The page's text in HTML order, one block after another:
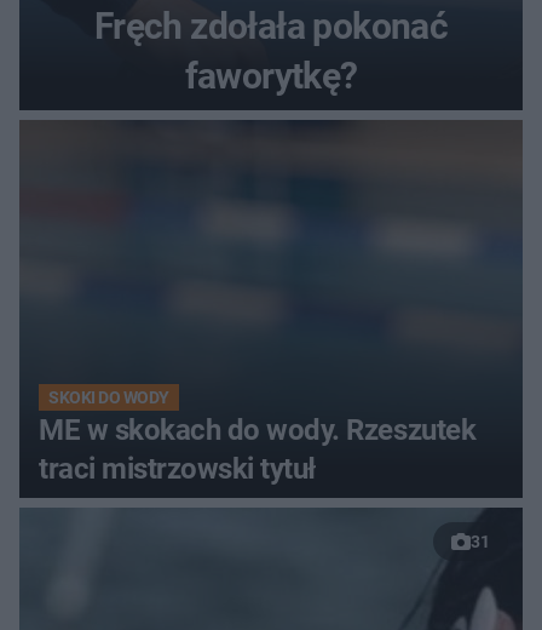
Fręch zdołała pokonać
faworytkę?
SKOKI DO WODY
ME w skokach do wody. Rzeszutek
traci mistrzowski tytuł
31